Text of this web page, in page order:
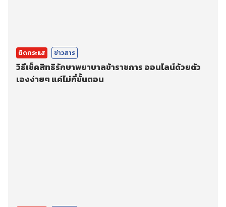
ติดกระแส ข่าวสาร
วิธีเช็คสิทธิรักษาพยาบาลข้าราชการ ออนไลน์ด้วยตัว
เองง่ายๆ แค่ไม่กี่ขั้นตอน